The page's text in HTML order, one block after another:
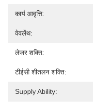
कार्य आवृत्ति:
वेवलेंथ:
लेजर शक्ति:
टीईसी शीतलन शक्ति:
Supply Ability: